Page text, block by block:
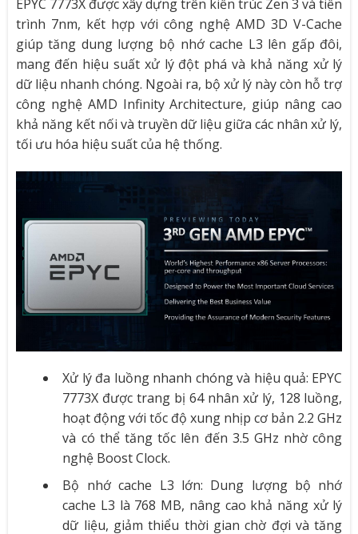
EPYC 7773X được xây dựng trên kiến trúc Zen 3 và tiến
trình 7nm, kết hợp với công nghệ AMD 3D V-Cache
giúp tăng dung lượng bộ nhớ cache L3 lên gấp đôi,
mang đến hiệu suất xử lý đột phá và khả năng xử lý
dữ liệu nhanh chóng. Ngoài ra, bộ xử lý này còn hỗ trợ
công nghệ AMD Infinity Architecture, giúp nâng cao
khả năng kết nối và truyền dữ liệu giữa các nhân xử lý,
tối ưu hóa hiệu suất của hệ thống.
Xử lý đa luồng nhanh chóng và hiệu quả: EPYC
7773X được trang bị 64 nhân xử lý, 128 luồng,
hoạt động với tốc độ xung nhịp cơ bản 2.2 GHz
và có thể tăng tốc lên đến 3.5 GHz nhờ công
nghệ Boost Clock.
Bộ nhớ cache L3 lớn: Dung lượng bộ nhớ
cache L3 là 768 MB, nâng cao khả năng xử lý
dữ liệu, giảm thiểu thời gian chờ đợi và tăng